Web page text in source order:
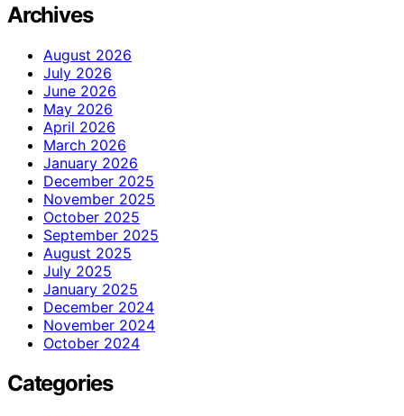
Archives
August 2026
July 2026
June 2026
May 2026
April 2026
March 2026
January 2026
December 2025
November 2025
October 2025
September 2025
August 2025
July 2025
January 2025
December 2024
November 2024
October 2024
Categories